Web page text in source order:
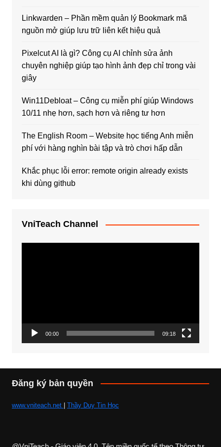
Linkwarden – Phần mềm quản lý Bookmark mã
nguồn mở giúp lưu trữ liên kết hiệu quả
Pixelcut AI là gì? Công cụ AI chỉnh sửa ảnh
chuyên nghiệp giúp tạo hình ảnh đẹp chỉ trong vài
giây
Win11Debloat – Công cụ miễn phí giúp Windows
10/11 nhẹ hơn, sạch hơn và riêng tư hơn
The English Room – Website học tiếng Anh miễn
phí với hàng nghìn bài tập và trò chơi hấp dẫn
Khắc phục lỗi error: remote origin already exists
khi dùng github
VniTeach Channel
00:00 09:18
Đăng ký bản quyền
www.vniteach.net | Thầy Duy Tin Học